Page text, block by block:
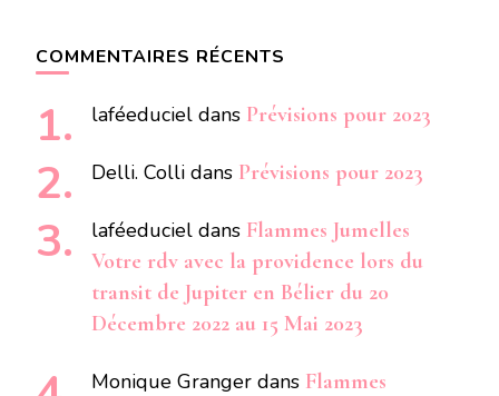
COMMENTAIRES RÉCENTS
laféeduciel dans Prévisions pour 2023
Delli. Colli dans Prévisions pour 2023
laféeduciel dans Flammes Jumelles
Votre rdv avec la providence lors du
transit de Jupiter en Bélier du 20
Décembre 2022 au 15 Mai 2023
Monique Granger dans Flammes